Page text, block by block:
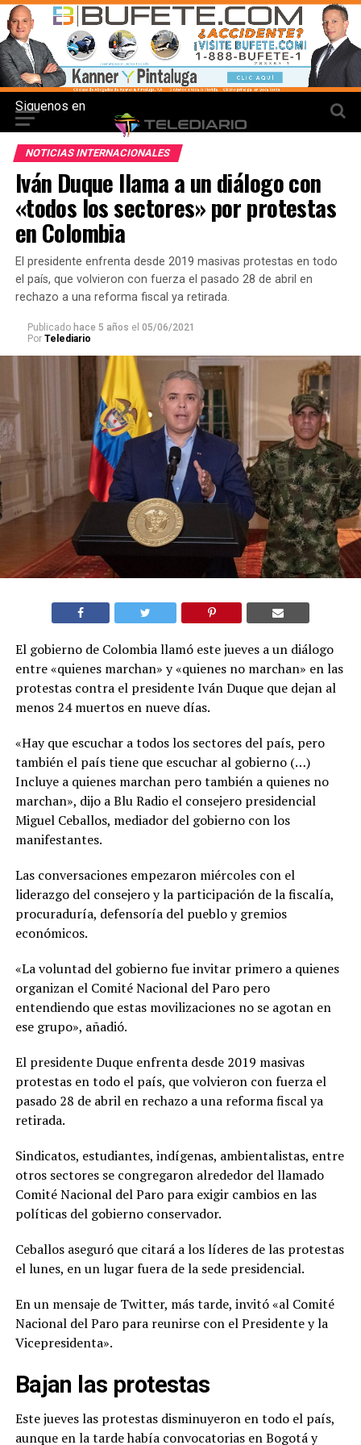
Siguenos en
NOTICIAS INTERNACIONALES
Iván Duque llama a un diálogo con
«todos los sectores» por protestas
en Colombia
El presidente enfrenta desde 2019 masivas protestas en todo
el país, que volvieron con fuerza el pasado 28 de abril en
rechazo a una reforma fiscal ya retirada.
Publicado hace 5 años el 05/06/2021
Por Telediario
El gobierno de Colombia llamó este jueves a un diálogo
entre «quienes marchan» y «quienes no marchan» en las
protestas contra el presidente Iván Duque que dejan al
menos 24 muertos en nueve días.
«Hay que escuchar a todos los sectores del país, pero
también el país tiene que escuchar al gobierno (…)
Incluye a quienes marchan pero también a quienes no
marchan», dijo a Blu Radio el consejero presidencial
Miguel Ceballos, mediador del gobierno con los
manifestantes.
Las conversaciones empezaron miércoles con el
liderazgo del consejero y la participación de la fiscalía,
procuraduría, defensoría del pueblo y gremios
económicos.
«La voluntad del gobierno fue invitar primero a quienes
organizan el Comité Nacional del Paro pero
entendiendo que estas movilizaciones no se agotan en
ese grupo», añadió.
El presidente Duque enfrenta desde 2019 masivas
protestas en todo el país, que volvieron con fuerza el
pasado 28 de abril en rechazo a una reforma fiscal ya
retirada.
Sindicatos, estudiantes, indígenas, ambientalistas, entre
otros sectores se congregaron alrededor del llamado
Comité Nacional del Paro para exigir cambios en las
políticas del gobierno conservador.
Ceballos aseguró que citará a los líderes de las protestas
el lunes, en un lugar fuera de la sede presidencial.
En un mensaje de Twitter, más tarde, invitó «al Comité
Nacional del Paro para reunirse con el Presidente y la
Vicepresidenta».
Bajan las protestas
Este jueves las protestas disminuyeron en todo el país,
aunque en la tarde había convocatorias en Bogotá y